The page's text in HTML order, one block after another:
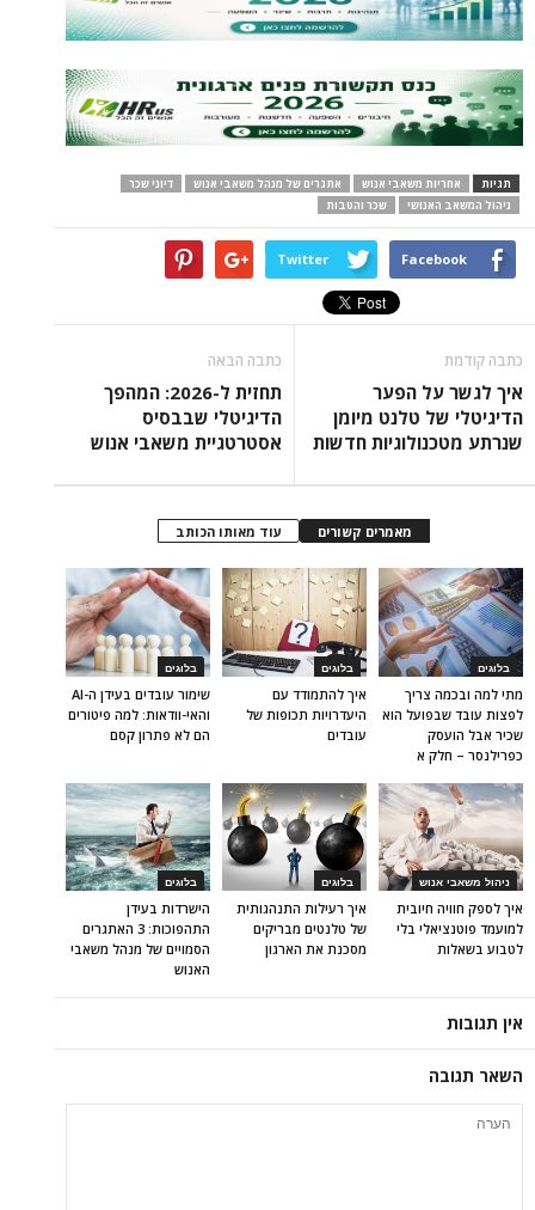
תגיות אחריות משאבי אנוש אתגרים של מנהל משאבי אנוש
דיוני שכר
ניהול המשאב האנושי
שכר והטבות
Facebook
Twitter
כתבה קודמת
איך לגשר על הפער
הדיגיטלי של טלנט מיומן
שנרתע מטכנולוגיות חדשות
כתבה הבאה
תחזית ל-2026: המהפך
הדיגיטלי שבבסיס
אסטרטגיית משאבי אנוש
מאמרים קשורים עוד מאותו הכותב
בלוגים
שימור עובדים בעידן ה-AI
והאי-וודאות: למה פיטורים
הם לא פתרון קסם
בלוגים
איך להתמודד עם
היעדרויות תכופות של
עובדים
בלוגים
מתי למה ובכמה צריך
לפצות עובד שבפועל הוא
שכיר אבל הועסק
כפרילנסר – חלק א
בלוגים
הישרדות בעידן
התהפוכות: 3 האתגרים
הסמויים של מנהל משאבי
האנוש
בלוגים
איך רעילות התנהגותית
של טלנטים מבריקים
מסכנת את הארגון
ניהול משאבי אנוש
איך לספק חוויה חיובית
למועמד פוטנציאלי בלי
לטבוע בשאלות
אין תגובות
השאר תגובה